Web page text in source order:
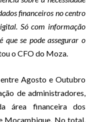
financeiros no centro
Só com informação
que se pode assegurar o
o CFO do Moza.
entre Agosto e Outubro
de administradores,
área financeira dos
Moçambique. No total,